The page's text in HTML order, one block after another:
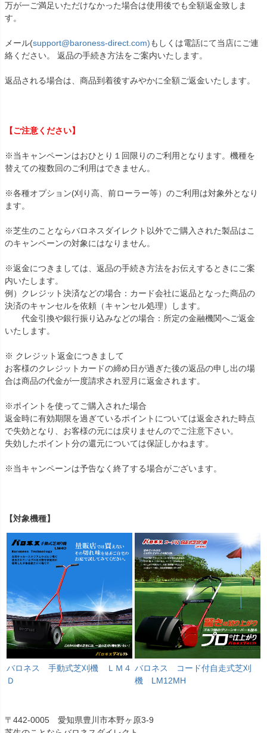
万が一ご満足いただけなかった場合は使用後でも全額返金致しま
す。
メール(support@baroness-direct.com)もしくは電話にて当店にご連
絡ください。 返品の手続き方法をご案内いたします。
返品される場合は、商品到着後すみやかに全額ご返金いたします。
【ご注意ください】
※当キャンペーンはおひとり１回限りのご利用となります。機種を
替えての複数回のご利用はできません。
※各種オプション(刈り高、前ローラー等）のご利用は対象外となり
ます。
※芝生のことならバロネスダイレクト以外でご購入された製品はこ
のキャンペーンの対象にはなりません。
※返金につきましては、返品の手続き方法をお伝えするときにご案
内いたします。
例）クレジット決済などの場合：カード会社に返品となった商品の
決済のキャンセルを依頼（キャンセル処理）します。
代金引換や銀行振り込みなどの場合：所定の金融機関へご返金
いたします。
※ クレジット返金につきまして
お客様のクレジットカードの締め日が過ぎた後の返品の申し出の場
合は商品の代金が一度請求され翌月に返金されます。
※ポイントを使ってご購入された場合
返金時に有効期限を過ぎているポイントについては返金された時点
で失効となり、お客様の元には戻りませんのでご注意下さい。
失効したポイント分の還元については保証しかねます。
※当キャンペーンは予告なく終了する場合がございます。
【対象機種】
バロネス 手動式芝刈機 ＬＭ４
Ｄ
バロネス コード付自走式芝刈
機 LM12MH
〒442-0005 愛知県豊川市本野ヶ原3-9